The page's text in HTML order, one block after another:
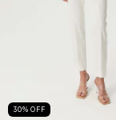
30% OFF